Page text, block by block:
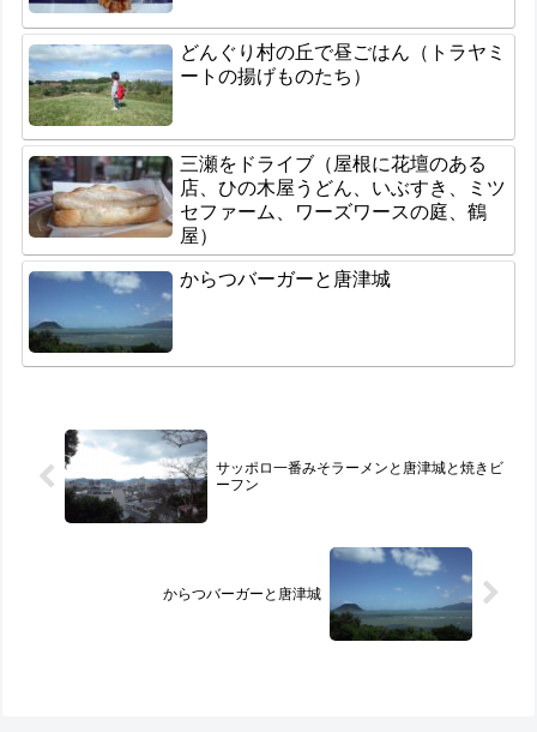
どんぐり村の丘で昼ごはん（トラヤミ
ートの揚げものたち）
三瀬をドライブ（屋根に花壇のある
店、ひの木屋うどん、いぶすき、ミツ
セファーム、ワーズワースの庭、鶴
屋）
からつバーガーと唐津城
サッポロ一番みそラーメンと唐津城と焼きビ
ーフン
からつバーガーと唐津城